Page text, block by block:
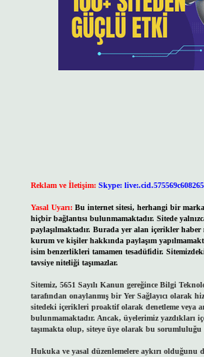
Reklam ve İletişim: Skype:
Yasal Uyarı: Bu internet sitesi, herhangi bir
hiçbir bağlantısı bulunmamaktadır. Sitede
paylaşılmaktadır. Burada yer alan içerikler haber
kurum ve kişiler hakkında paylaşım
isim benzerlikleri tamamen tesadüfidir.
tavsiye niteliği taşımazlar.
Sitemiz, 5651 Sayılı Kanun gereğince Bilgi
tarafından onaylanmış bir Yer Sağlayıcı olarak
sitedeki içerikleri proaktif olarak denetleme veya
bulunmamaktadır. Ancak, üyelerimiz yazdıkları
taşımakta olup, siteye üye olarak bu sorumluluğu
Hukuka ve yasal düzenlemelere aykırı olduğunu